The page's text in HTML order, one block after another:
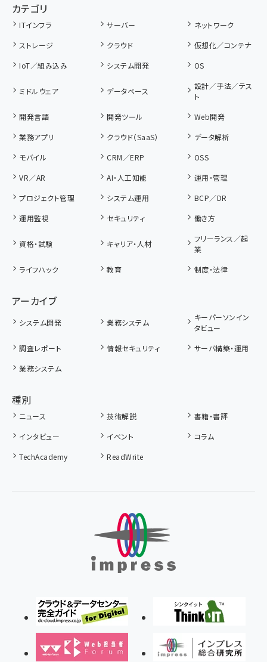
カテゴリ
ITインフラ サーバー
ネットワーク
ストレージ
クラウド
仮想化／コンテナ
IoT／組み込み
システム開発 OS
ミドルウェア データベース
設計／手法／テス
ト
開発言語
開発ツール
Web開発
業務アプリ
クラウド（SaaS）
データ解析
モバイル
CRM／ERP
OSS
VR／AR
AI・人工知能
運用・管理
プロジェクト管理
システム運用
BCP／DR
運用監視
セキュリティ 働き方
資格・試験 キャリア・人材
フリーランス／起
業
ライフハック
教育 制度・法律
アーカイブ
システム開発 業務システム
キーパーソンイン
タビュー
調査レポート
情報セキュリティ
サーバ構築・運用
業務システム
種別
ニュース 技術解説
書籍・書評
インタビュー
イベント
コラム
TechAcademy
ReadWrite